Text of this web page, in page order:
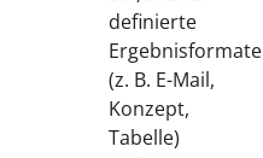
definierte
Ergebnisformate
(z. B. E-Mail,
Konzept,
Tabelle)